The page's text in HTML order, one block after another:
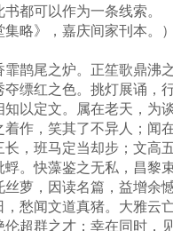
都可以作为一条线索。
》，嘉庆间家刊本。
尾之炉。正笙歌鼎沸
缥红之色。挑灯展诵
以定文。属在老天，
作，笑其了不异人；
，班马定当却步；文
。快藻鉴之无私，昌
萝，因读名篇，益增余
愁闻文道真猪。大雅
超群之才；幸在同时